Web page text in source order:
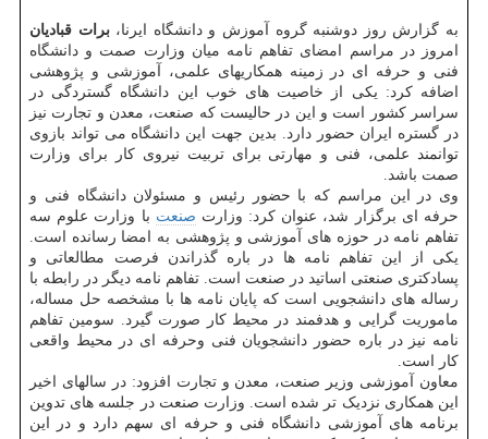
به گزارش روز دوشنبه گروه آموزش و دانشگاه ایرنا،برات قبادیان
امروز در مراسم امضای تفاهم نامه میان وزارت صمت و دانشگاه
فنی و حرفه ای در زمینه همکاریهای علمی، آموزشی و پژوهشی
اضافه کرد: یکی از خاصیت های خوب این دانشگاه گستردگی در
سراسر کشور است و این در حالیست که صنعت، معدن و تجارت نیز
در گستره ایران حضور دارد. بدین جهت این دانشگاه می تواند بازوی
توانمند علمی، فنی و مهارتی برای تربیت نیروی کار برای وزارت
صمت باشد.
وی در این مراسم که با حضور رئیس و مسئولان دانشگاه فنی و
حرفه ای برگزار شد، عنوان کرد: وزارت صنعت با وزارت علوم سه
تفاهم نامه در حوزه های آموزشی و پژوهشی به امضا رسانده است.
یکی از این تفاهم نامه ها در باره گذراندن فرصت مطالعاتی و
پسادکتری صنعتی اساتید در صنعت است. تفاهم نامه دیگر در رابطه با
رساله های دانشجویی است که پایان نامه ها با مشخصه حل مساله،
ماموریت گرایی و هدفمند در محیط کار صورت گیرد. سومین تفاهم
نامه نیز در باره حضور دانشجویان فنی وحرفه ای در محیط واقعی
کار است.
معاون آموزشی وزیر صنعت، معدن و تجارت افزود: در سالهای اخیر
این همکاری نزدیک تر شده است. وزارت صنعت در جلسه های تدوین
برنامه های آموزشی دانشگاه فنی و حرفه ای سهم دارد و در این